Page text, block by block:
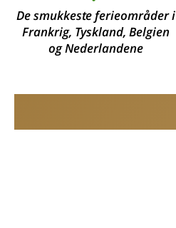
De smukkeste ferieområder i
Frankrig, Tyskland, Belgien
og Nederlandene